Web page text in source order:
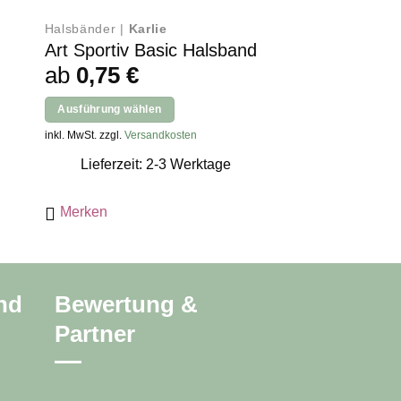
Halsbänder | Karlie
Art Sportiv Basic Halsband
ab 0,75 €
Ausführung wählen
Dieses
Varianten
können
auf
der
Produktseite
inkl. MwSt. zzgl. Versandkosten
Lieferzeit: 2-3 Werktage
Merken
Bewertung &
Partner